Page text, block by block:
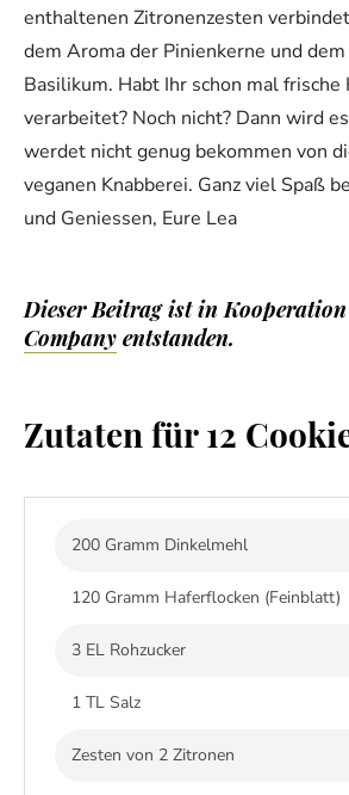
enthaltenen Zitronenzesten
dem Aroma der Pinienkerne und
Basilikum. Habt Ihr schon mal frische
verarbeitet? Noch nicht? Dann wird
werdet nicht genug bekommen von
veganen Knabberei. Ganz viel Spaß
und Geniessen, Eure Lea
Dieser Beitrag ist in
Company entstanden.
Zutaten für 12
200 Gramm Dinkelmehl
120 Gramm Haferflocken (Feinblatt)
3 EL Rohzucker
1 TL Salz
Zesten von 2 Zitronen